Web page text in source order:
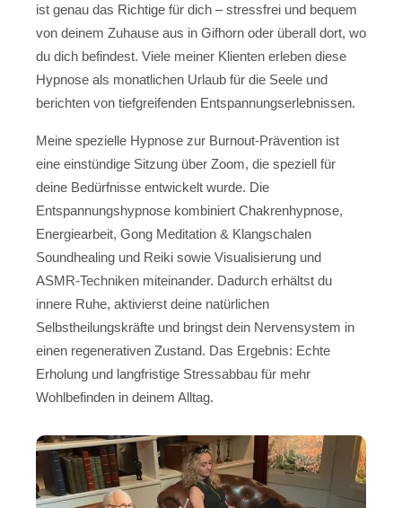
ist genau das Richtige für dich – stressfrei und bequem
von deinem Zuhause aus in Gifhorn oder überall dort, wo
du dich befindest. Viele meiner Klienten erleben diese
Hypnose als monatlichen Urlaub für die Seele und
berichten von tiefgreifenden Entspannungserlebnissen.
Meine spezielle Hypnose zur Burnout-Prävention ist
eine einstündige Sitzung über Zoom, die speziell für
deine Bedürfnisse entwickelt wurde. Die
Entspannungshypnose kombiniert Chakrenhypnose,
Energiearbeit, Gong Meditation & Klangschalen
Soundhealing und Reiki sowie Visualisierung und
ASMR-Techniken miteinander. Dadurch erhältst du
innere Ruhe, aktivierst deine natürlichen
Selbstheilungskräfte und bringst dein Nervensystem in
einen regenerativen Zustand. Das Ergebnis: Echte
Erholung und langfristige Stressabbau für mehr
Wohlbefinden in deinem Alltag.